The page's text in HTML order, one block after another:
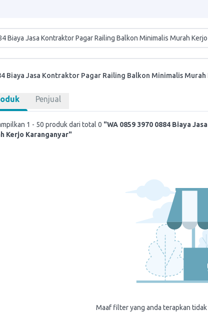
Biaya Jasa Kontraktor Pagar Railing Balkon Minimalis
Penjual
1 - 50 produk dari total 0 "WA 0859 3970 0884 Biaya
Kerjo Karanganyar"
Maaf filter yang anda terapkan